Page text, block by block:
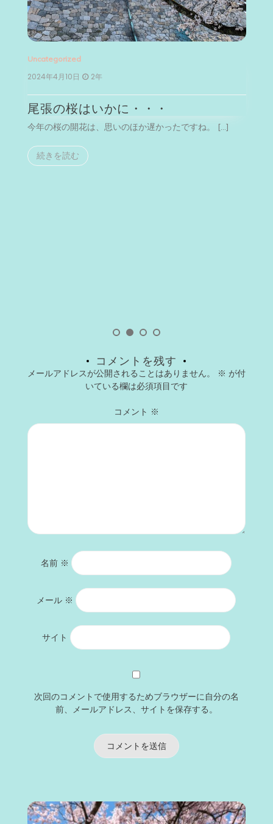
年4月10日 2年
張の桜はいかに・・・
の桜の開花は、思いのほか遅かったですね。 […]
続きを読む
コメントを残す
メールアドレスが公開されることはありません。 ※ が付
いている欄は必須項目です
コメント ※
名前 ※
メール ※
サイト
次回のコメントで使用するためブラウザーに自分の名
前、メールアドレス、サイトを保存する。